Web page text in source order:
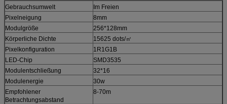
Gebrauchsumwelt
Im Freien
Pixelneigung
8mm
Modulgröße
256*128mm
Körperliche Dichte
15625 dots/㎡
Pixelkonfiguration
1R1G1B
LED-Chip
SMD3535
Modulentschließung
32*16
Modulenergie
30w
Empfohlener
Betrachtungsabstand
8-70m